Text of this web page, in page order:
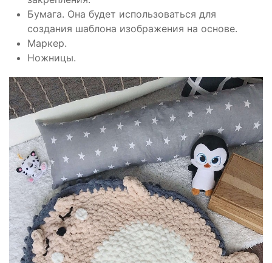
Бумага. Она будет использоваться для
создания шаблона изображения на основе.
Маркер.
Ножницы.